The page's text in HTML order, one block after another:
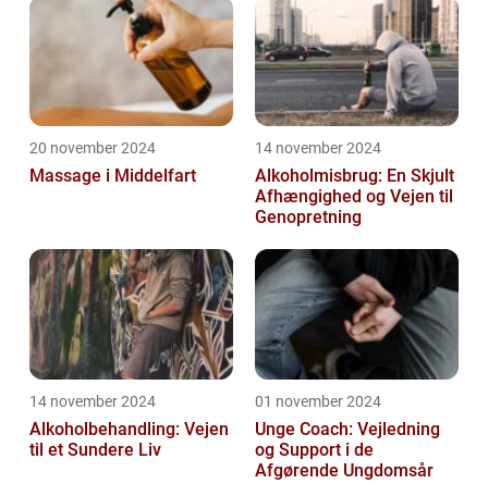
20 november 2024
Massage i Middelfart
14 november 2024
Alkoholmisbrug: En Skjult
Afhængighed og Vejen til
Genopretning
14 november 2024
Alkoholbehandling: Vejen
til et Sundere Liv
01 november 2024
Unge Coach: Vejledning
og Support i de
Afgørende Ungdomsår